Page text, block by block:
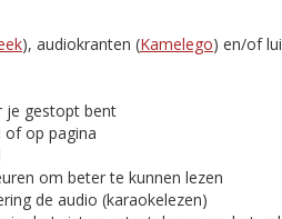
), audiokranten (Kamelego) en/of
je gestopt bent
of op pagina
om beter te kunnen lezen
de audio (karaokelezen)